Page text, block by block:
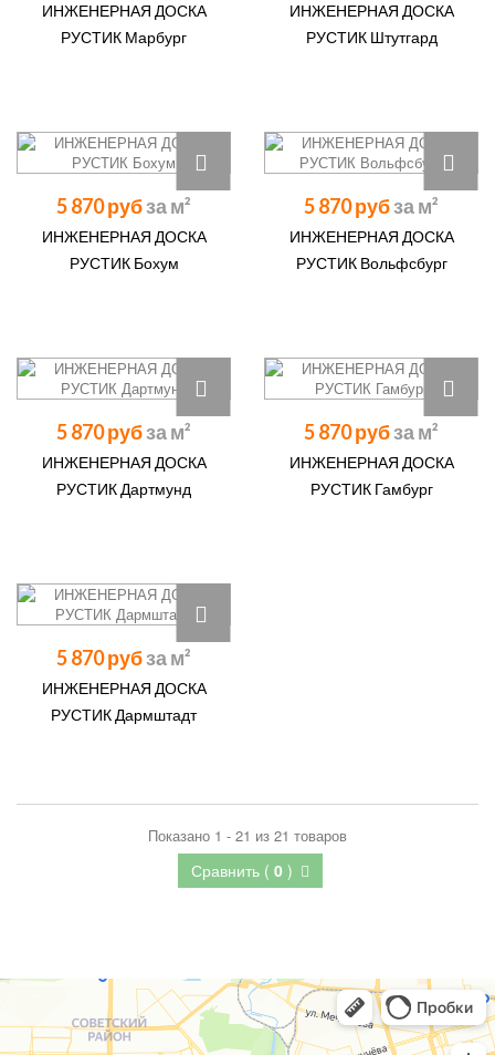
ИНЖЕНЕРНАЯ ДОСКА
РУСТИК Марбург
ИНЖЕНЕРНАЯ ДОСКА
РУСТИК Штутгард
5 870 руб
ИНЖЕНЕРНАЯ ДОСКА
РУСТИК Бохум
5 870 руб
ИНЖЕНЕРНАЯ ДОСКА
РУСТИК Вольфсбург
5 870 руб
ИНЖЕНЕРНАЯ ДОСКА
РУСТИК Дартмунд
5 870 руб
ИНЖЕНЕРНАЯ ДОСКА
РУСТИК Гамбург
5 870 руб
ИНЖЕНЕРНАЯ ДОСКА
РУСТИК Дармштадт
Сравнить ( 0 )
Показано 1 - 21 из 21 товаров